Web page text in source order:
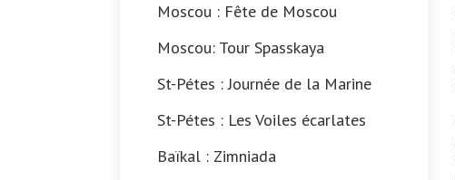
Moscou : Fête de Moscou
Moscou: Tour Spasskaya
St-Pétes : Journée de la Marine
St-Pétes : Les Voiles écarlates
Baïkal : Zimniada